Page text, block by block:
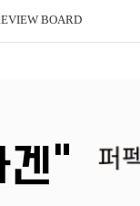
BOARD